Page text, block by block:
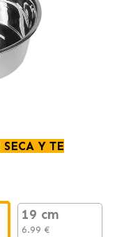
Y TE
19 cm
6.99 €